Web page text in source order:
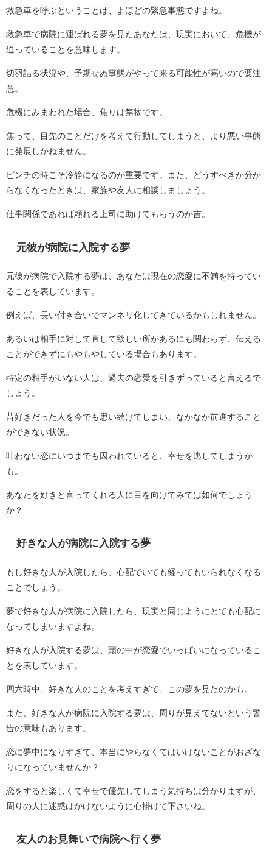
救急車を呼ぶということは、よほどの緊急事態ですよね。
救急車で病院に運ばれる夢を見たあなたは、現実において、危機が
迫っていることを意味します。
切羽詰る状況や、予期せぬ事態がやって来る可能性が高いので要注
意。
危機にみまわれた場合、焦りは禁物です。
焦って、目先のことだけを考えて行動してしまうと、より悪い事態
に発展しかねません。
ピンチの時こそ冷静になるのが重要です。また、どうすべきか分か
らなくなったときは、家族や友人に相談しましょう。
仕事関係であれば頼れる上司に助けてもらうのが吉。
元彼が病院に入院する夢
元彼が病院で入院する夢は、あなたは現在の恋愛に不満を持ってい
ることを表しています。
例えば、長い付き合いでマンネリ化してきているかもしれません。
あるいは相手に対して直して欲しい所があるにも関わらず、伝える
ことができずにもやもやしている場合もあります。
特定の相手がいない人は、過去の恋愛を引きずっていると言えるで
しょう。
昔好きだった人を今でも思い続けてしまい、なかなか前進すること
ができない状況。
叶わない恋にいつまでも囚われていると、幸せを逃してしまうか
も。
あなたを好きと言ってくれる人に目を向けてみては如何でしょう
か？
好きな人が病院に入院する夢
もし好きな人が入院したら、心配でいても経ってもいられなくなる
ことでしょう。
夢で好きな人が病院に入院したら、現実と同じようにとても心配に
なってしまいますよね。
好きな人が入院する夢は、頭の中が恋愛でいっぱいになっているこ
とを表しています。
四六時中、好きな人のことを考えすぎて、この夢を見たのかも。
また、好きな人が病院に入院する夢は、周りが見えてないという警
告の意味もあります。
恋に夢中になりすぎて、本当にやらなくてはいけないことがおざな
りになっていませんか？
恋をすると楽しくて幸せで優先してしまう気持ちは分かりますが、
周りの人に迷惑はかけないように心掛けて下さいね。
友人のお見舞いで病院へ行く夢